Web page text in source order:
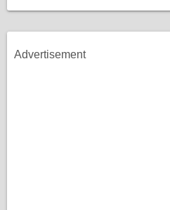
Advertisement